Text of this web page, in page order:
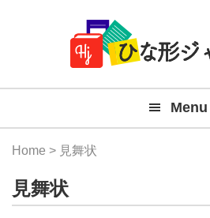
Navigation
Menu
Home > 見舞状
見舞状